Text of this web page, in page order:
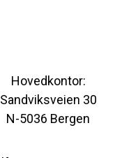
Hovedkontor:
Sandviksveien 30
N-5036 Bergen